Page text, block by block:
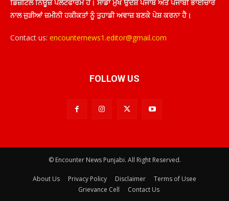
ਡਿਜ਼ੀਟਲ ਨਿਊਜ਼ ਪਲੇਟਫਾਰਮ ਹੈ। ਸਾਡਾ ਮੁੱਖ ਉਦੇਸ਼ ਪੰਜਾਬ ਅਤੇ ਪੰਜਾਬੀ ਭਾਈਚਾਰੇ
ਨਾਲ ਜੁੜੀਆਂ ਜ਼ਮੀਨੀ ਹਕੀਕਤਾਂ ਨੂੰ ਤੁਹਾਡੀ ਅਵਾਜ਼ ਬਣਕੇ ਪੇਸ਼ ਕਰਨਾ ਹੈ।
Contact us: encounternews1.editor@gmail.com
FOLLOW US
© Encounter News Punjabi. All Right Reserved.
About Us Privacy Policy Disclaimer
Terms of Usee
Grievance Cell
Contact Us